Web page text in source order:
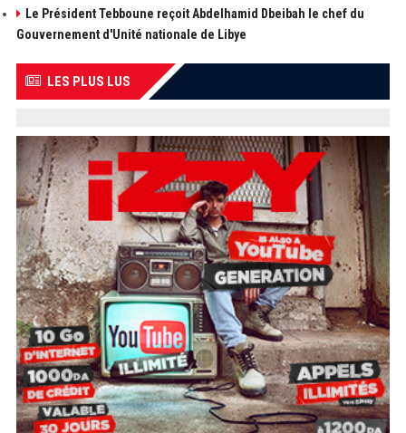
Le Président Tebboune reçoit Abdelhamid Dbeibah le chef du
Gouvernement d'Unité nationale de Libye
LES PLUS LUS